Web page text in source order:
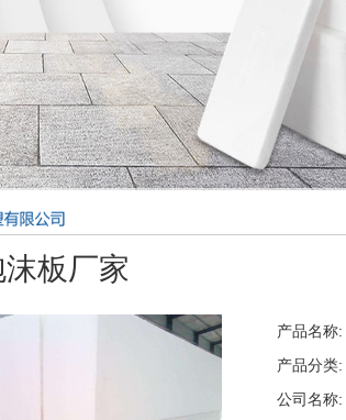
板厂家
产品名称:
产品分类:
公司名称: